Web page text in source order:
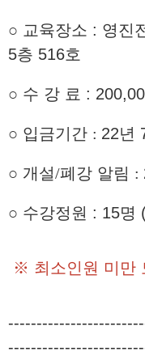
○ 교육장소 : 영진
5층 516호
○ 수 강 료 :
○ 입금기간 : 22년
○ 개설/폐강 알림 :
○ 수강정원 : 15명
※ 최소인원 미만